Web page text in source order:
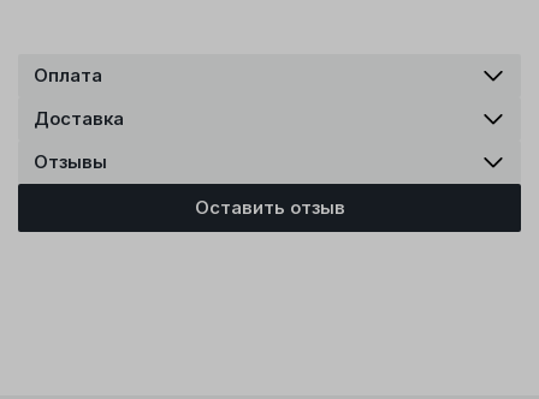
Оплата
Доставка
Отзывы
Оставить отзыв